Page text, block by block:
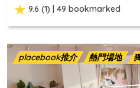
9.6 (1) | 49 bookmarked
placebook推介 熱門場地